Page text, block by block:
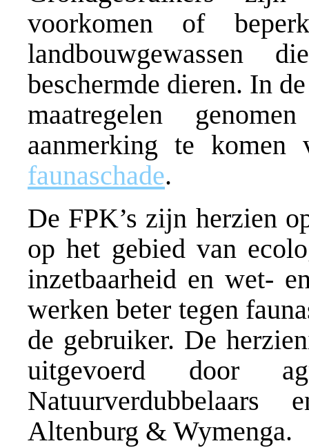
voorkomen of
landbouwgewassen
beschermde dieren. In
maatregelen
aanmerking te
faunaschade.
De FPK’s zijn herzien
op het gebied van
inzetbaarheid en wet-
werken beter tegen
de gebruiker. De
uitgevoerd door
Natuurverdubbelaars
Altenburg & Wymenga.